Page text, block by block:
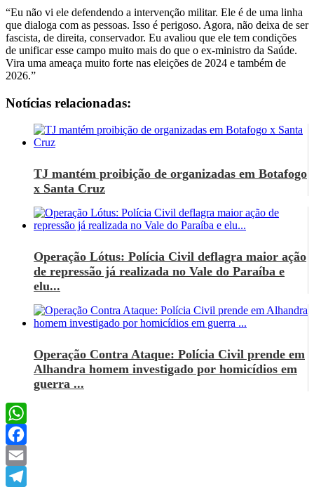
“Eu não vi ele defendendo a intervenção militar. Ele é de uma linha
que dialoga com as pessoas. Isso é perigoso. Agora, não deixa de ser
fascista, de direita, conservador. Eu avaliou que ele tem condições
de unificar esse campo muito mais do que o ex-ministro da Saúde.
Vira uma ameaça muito forte nas eleições de 2024 e também de
2026.”
Notícias relacionadas:
TJ mantém proibição de organizadas em Botafogo
x Santa Cruz
Operação Lótus: Polícia Civil deflagra maior ação
de repressão já realizada no Vale do Paraíba e
elu...
Operação Contra Ataque: Polícia Civil prende em
Alhandra homem investigado por homicídios em
guerra ...
WhatsApp
Facebook
Email